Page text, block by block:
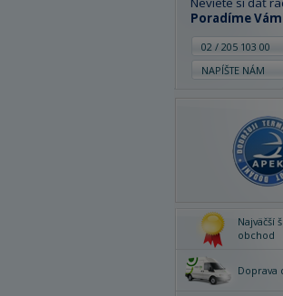
Poradíme
02 / 205 103 00
NAPÍŠTE NÁM
Najväčší
obchod
Doprava